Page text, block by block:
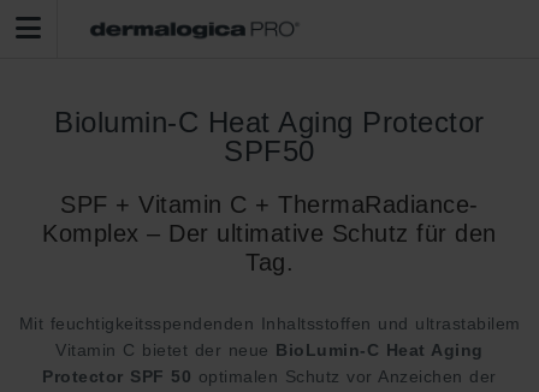
Biolumin-C Heat Aging Protector
SPF50
SPF + Vitamin C + ThermaRadiance-
Komplex – Der ultimative Schutz für den
Tag.
Mit feuchtigkeitsspendenden Inhaltsstoffen und ultrastabilem
Vitamin C bietet der neue BioLumin-C Heat Aging
Protector SPF 50 optimalen Schutz vor Anzeichen der